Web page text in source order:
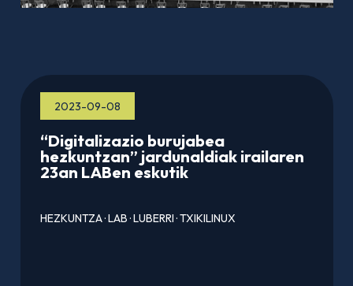
2023-09-08
“Digitalizazio burujabea
hezkuntzan” jardunaldiak irailaren
23an LABen eskutik
HEZKUNTZA·LAB·LUBERRI·TXIKILINUX